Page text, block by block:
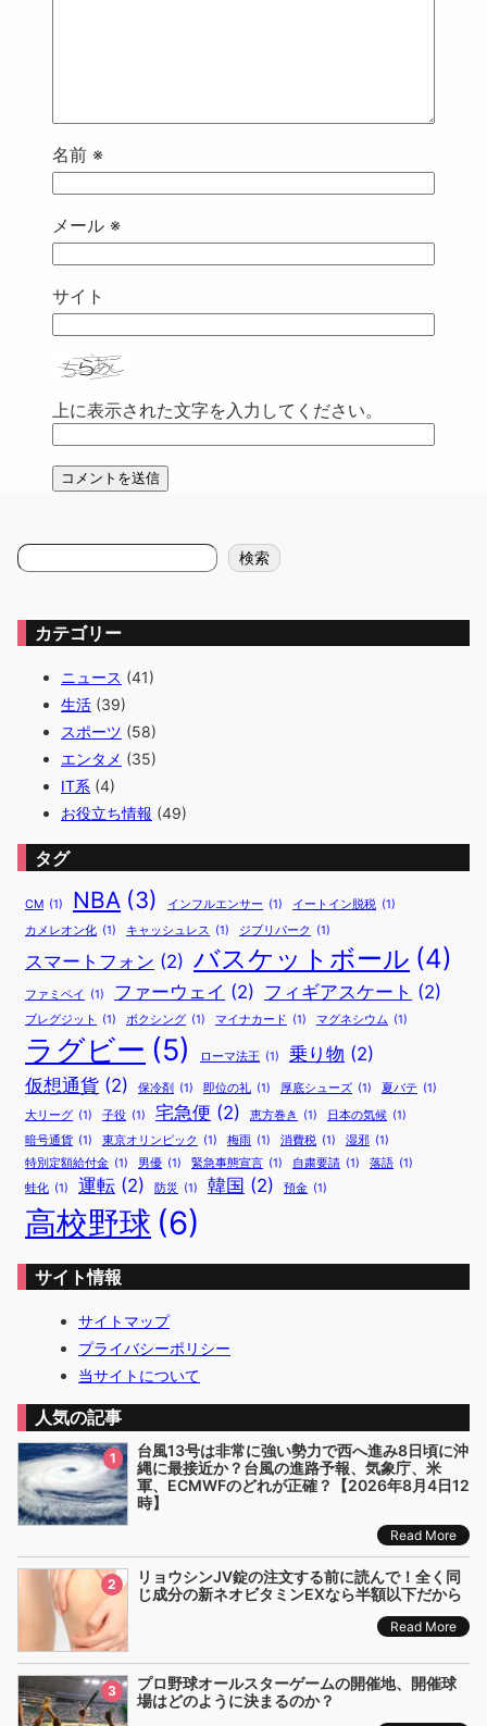
名前 ※
メール ※
サイト
上に表示された文字を入力してください。
検
索
検索
カテゴリー
ニュース (41)
生活 (39)
スポーツ (58)
エンタメ (35)
IT系 (4)
お役立ち情報 (49)
タグ
CM (1) NBA (3) インフルエンサー (1) イートイン脱税 (1)
カメレオン化 (1) キャッシュレス (1) ジブリパーク (1)
スマートフォン (2) バスケットボール (4)
ファミペイ (1) ファーウェイ (2) フィギアスケート (2)
ブレグジット (1) ボクシング (1) マイナカード (1) マグネシウム (1)
ラグビー (5) ローマ法王 (1) 乗り物 (2)
仮想通貨 (2) 保冷剤 (1) 即位の礼 (1) 厚底シューズ (1) 夏バテ (1)
大リーグ (1) 子役 (1) 宅急便 (2) 恵方巻き (1) 日本の気候 (1)
暗号通貨 (1) 東京オリンピック (1) 梅雨 (1) 消費税 (1) 湿邪 (1)
特別定額給付金 (1) 男優 (1) 緊急事態宣言 (1) 自粛要請 (1) 落語 (1)
蛙化 (1) 運転 (2) 防災 (1) 韓国 (2) 預金 (1)
高校野球 (6)
サイト情報
サイトマップ
プライバシーポリシー
当サイトについて
人気の記事
1
台風13号は非常に強い勢力で西へ進み8日頃に沖
縄に最接近か？台風の進路予報、気象庁、米
軍、ECMWFのどれが正確？【2026年8月4日12
時】
Read More
2
リョウシンJV錠の注文する前に読んで！全く同
じ成分の新ネオビタミンEXなら半額以下だから
Read More
3
プロ野球オールスターゲームの開催地、開催球
場はどのように決まるのか？